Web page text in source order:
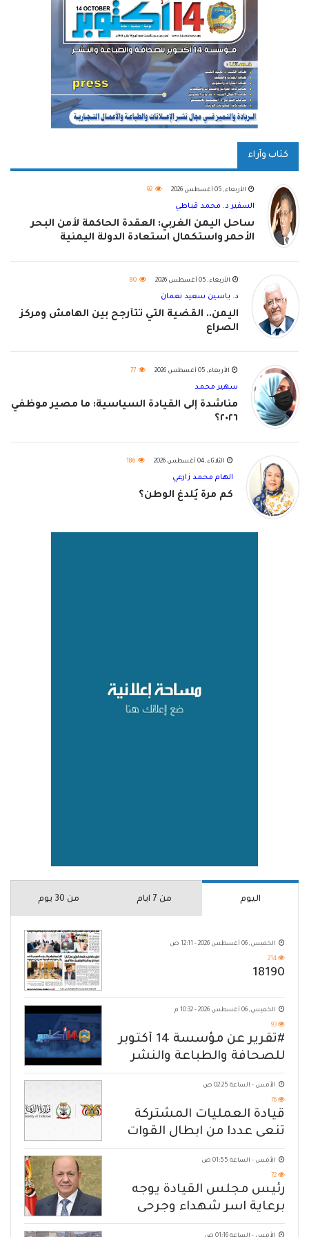
كتاب وآراء
الأربعاء, 05 أغسطس 2026 92
السفير د. محمد قباطي
ساحل اليمن الغربي: العقدة الحاكمة لأمن البحر
الأحمر واستكمال استعادة الدولة اليمنية
الأربعاء, 05 أغسطس 2026 80
د. ياسين سعيد نعمان
اليمن.. القضية التي تتأرجح بين الهامش ومركز
الصراع
الأربعاء, 05 أغسطس 2026 77
سهير محمد
مناشدة إلى القيادة السياسية: ما مصير موظفي
٢٠٢٦؟
الثلاثاء, 04 أغسطس 2026 186
الهام محمد زارعي
كم مرة يُلدغ الوطن؟
اليوم من 7 ايام من 30 يوم
الخميس, 06 أغسطس 2026 - 12:11 ص
214
18190
الخميس, 06 أغسطس 2026 - 10:32 م
93
#تقرير عن مؤسسة 14 أكتوبر
للصحافة والطباعة والنشر
الأمس - الساعة 02:25 ص
76
قيادة العمليات المشتركة
تنعى عددا من ابطال القوات
المسلحة
الأمس - الساعة 01:55 ص
72
رئيس مجلس القيادة يوجه
برعاية اسر شهداء وجرحى
الهجوم الإرهابي الحوثي والرد